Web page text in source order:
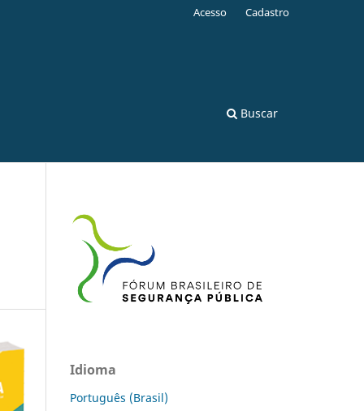
Buscar
Acesso Cadastro
Idioma
Português (Brasil)